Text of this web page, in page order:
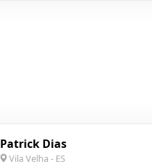
Patrick Dias
Vila Velha - ES